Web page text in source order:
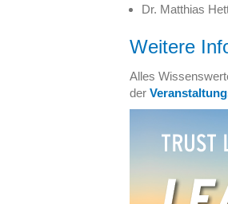
Dr. Matthias
Weitere
Alles
der